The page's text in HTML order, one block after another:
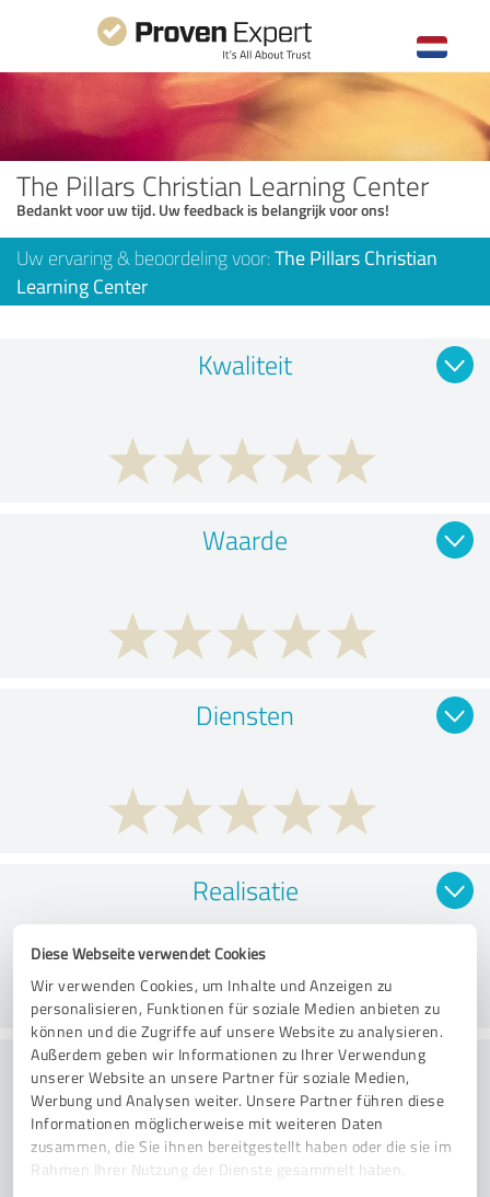
Diese Webseite verwendet Cookies
Wir verwenden Cookies, um Inhalte und Anzeigen zu
personalisieren, Funktionen für soziale Medien anbieten zu
können und die Zugriffe auf unsere Website zu analysieren.
Außerdem geben wir Informationen zu Ihrer Verwendung
unserer Website an unsere Partner für soziale Medien,
Werbung und Analysen weiter. Unsere Partner führen diese
Informationen möglicherweise mit weiteren Daten
zusammen, die Sie ihnen bereitgestellt haben oder die sie im
Rahmen Ihrer Nutzung der Dienste gesammelt haben.
The Pillars Christian Learning Center
Bedankt voor uw tijd. Uw feedback is belangrijk voor ons!
Uw ervaring & beoordeling voor: The Pillars Christian
Learning Center
Kwaliteit
Waarde
Diensten
Realisatie
Consulting